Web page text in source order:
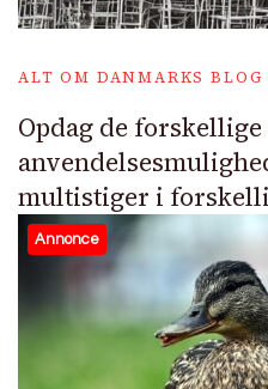
ALT OM DANMARKS BLOG
Opdag de forskellige
multistiger i
Annonce